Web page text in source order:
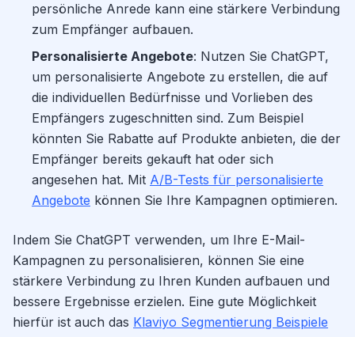
persönliche Anrede kann eine stärkere Verbindung
zum Empfänger aufbauen.
Personalisierte Angebote: Nutzen Sie ChatGPT,
um personalisierte Angebote zu erstellen, die auf
die individuellen Bedürfnisse und Vorlieben des
Empfängers zugeschnitten sind. Zum Beispiel
könnten Sie Rabatte auf Produkte anbieten, die der
Empfänger bereits gekauft hat oder sich
angesehen hat. Mit A/B-Tests für personalisierte
Angebote können Sie Ihre Kampagnen optimieren.
Indem Sie ChatGPT verwenden, um Ihre E-Mail-
Kampagnen zu personalisieren, können Sie eine
stärkere Verbindung zu Ihren Kunden aufbauen und
bessere Ergebnisse erzielen. Eine gute Möglichkeit
hierfür ist auch das Klaviyo Segmentierung Beispiele